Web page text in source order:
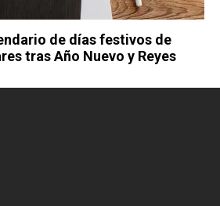
de días festivos de
tras Año Nuevo y Reyes